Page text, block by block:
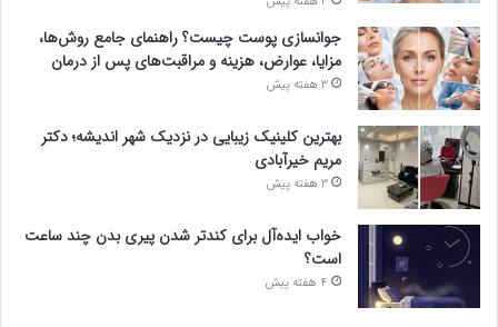
جوانسازی پوست چیست؟ راهنمای جامع روش‌ها،
مزایا، عوارض، هزینه و مراقبت‌های پس از درمان
3 هفته پیش
بهترین کلینیک زیبایی در نزدیک شهر اندیشه؛ دکتر
مریم خیرآبادی
3 هفته پیش
خواب ایده‌آل برای کندتر شدن پیری بدن چند ساعت
است؟
4 هفته پیش